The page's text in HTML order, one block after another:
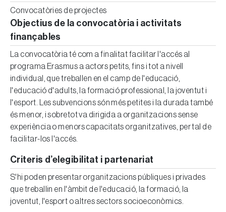
Convocatòries de projectes
Objectius de la convocatòria i activitats
finançables
La convocatòria té com a finalitat facilitar l'accés al
programa Erasmus a actors petits, fins i tot a nivell
individual, que treballen en el camp de l'educació,
l'educació d'adults, la formació professional, la joventut i
l'esport. Les subvencions són més petites i la durada també
és menor, i sobretot va dirigida a organitzacions sense
experiència o menors capacitats organitzatives, per tal de
facilitar-los l'accés.
Criteris d’elegibilitat i partenariat
S'hi poden presentar organitzacions públiques i privades
que treballin en l'àmbit de l'educació, la formació, la
joventut, l'esport o altres sectors socioeconòmics.